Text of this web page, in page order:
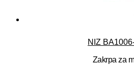
NIZ
Zakrpa za